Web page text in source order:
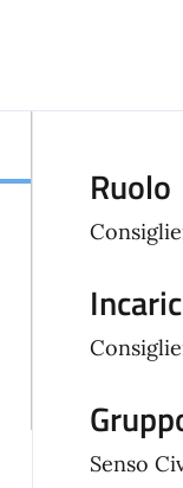
Ruolo
Senso